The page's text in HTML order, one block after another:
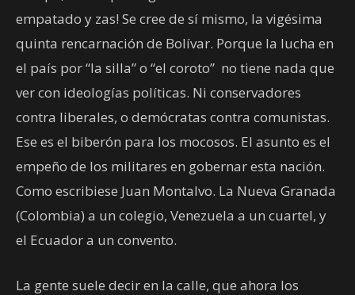
empatado y zas! Se cree de sí mismo, la vigésima
quinta rencarnación de Bolívar. Porque la lucha en
el país por “la silla” o “el coroto” no tiene nada que
ver con ideologías políticas. Ni conservadores
contra liberales, o demócratas contra comunistas.
Ese es el biberón para los mocosos. El asunto es el
empeño de los militares en gobernar esta nación.
Como escribiese Juan Montalvo. La Nueva Granada
(Colombia) a un colegio, Venezuela a un cuartel, y
el Ecuador a un convento.
La gente suele decir en la calle, que ahora los